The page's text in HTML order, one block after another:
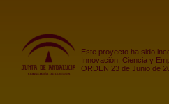
Este proyecto ha sido
Innovación, Ciencia y
ORDEN 23 de Junio de